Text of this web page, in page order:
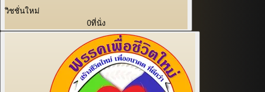
วิชชั่นใหม่
0ที่นั่ง